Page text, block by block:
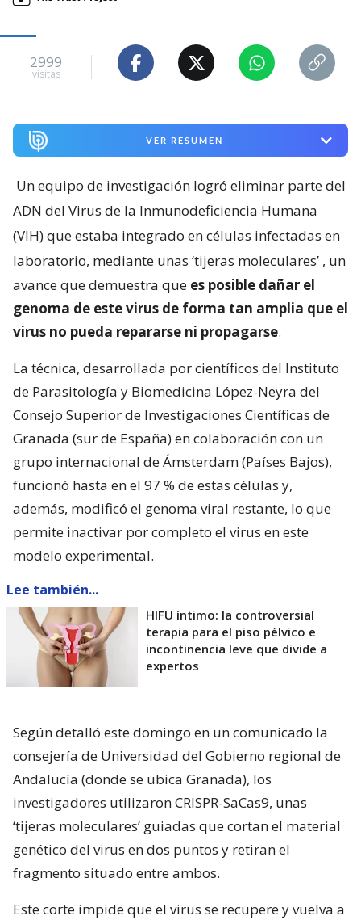
2999
visitas
VER RESUMEN
Un equipo de investigación logró eliminar parte del
ADN del Virus de la Inmunodeficiencia Humana
(VIH) que estaba integrado en células infectadas en
laboratorio, mediante unas ‘tijeras moleculares’ , un
avance que demuestra que es posible dañar el
genoma de este virus de forma tan amplia que el
virus no pueda repararse ni propagarse.
La técnica, desarrollada por científicos del Instituto
de Parasitología y Biomedicina López-Neyra del
Consejo Superior de Investigaciones Científicas de
Granada (sur de España) en colaboración con un
grupo internacional de Ámsterdam (Países Bajos),
funcionó hasta en el 97 % de estas células y,
además, modificó el genoma viral restante, lo que
permite inactivar por completo el virus en este
modelo experimental.
Lee también...
HIFU íntimo: la controversial
terapia para el piso pélvico e
incontinencia leve que divide a
expertos
Según detalló este domingo en un comunicado la
consejería de Universidad del Gobierno regional de
Andalucía (donde se ubica Granada), los
investigadores utilizaron CRISPR-SaCas9, unas
‘tijeras moleculares’ guiadas que cortan el material
genético del virus en dos puntos y retiran el
fragmento situado entre ambos.
Este corte impide que el virus se recupere y vuelva a